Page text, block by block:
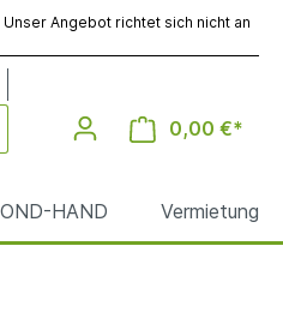
Angebot richtet sich nicht an
0,00 €*
HAND Vermietung